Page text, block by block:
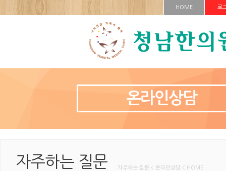
HOME 로
온라인상담
자주하는 질문 자주하는 질문 < 온라인상담 < HOME